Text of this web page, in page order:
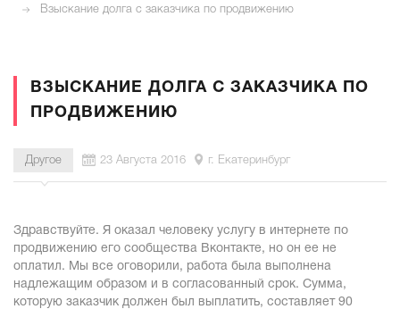
Взыскание долга с заказчика по продвижению
ВЗЫСКАНИЕ ДОЛГА С ЗАКАЗЧИКА ПО
ПРОДВИЖЕНИЮ
Другое 23 Августа 2016 г. Екатеринбург
Здравствуйте. Я оказал человеку услугу в интернете по
продвижению его сообщества Вконтакте, но он ее не
оплатил. Мы все оговорили, работа была выполнена
надлежащим образом и в согласованный срок. Сумма,
которую заказчик должен был выплатить, составляет 90